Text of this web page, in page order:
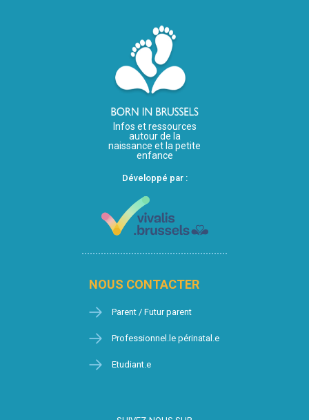
Infos et ressources
autour de la
naissance et la petite
enfance
Développé par :
NOUS CONTACTER
Parent / Futur parent
Professionnel.le périnatal.e
Etudiant.e